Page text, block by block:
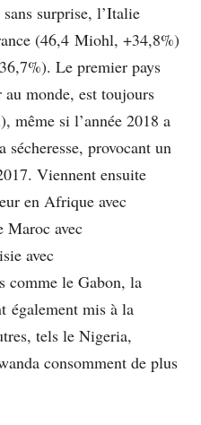
surprise, l’Italie
(46,4 Miohl, +34,8%)
Le premier pays
monde, est toujours
même si l’année 2018 a
provocant un
Viennent ensuite
en Afrique avec
Maroc avec
avec
comme le Gabon, la
également mis à la
tels le Nigeria,
consomment de plus